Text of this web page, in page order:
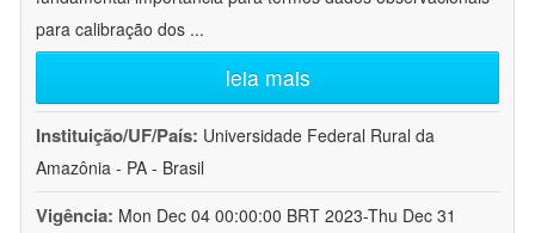
para calibração dos ...
leia mais
Instituição/UF/País: Universidade Federal Rural da
Amazônia - PA - Brasil
Vigência: Mon Dec 04 00:00:00 BRT 2023-Thu Dec 31